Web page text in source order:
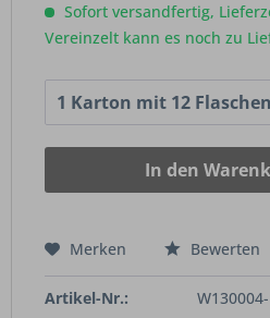
Sofort versandfertig,
Vereinzelt kann es noch zu
In den
Merken Bewerten
Artikel-Nr.: